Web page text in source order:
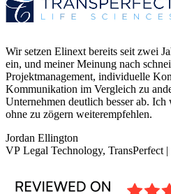
Wir setzen Elinext bereits seit zwei
ein, und meiner Meinung nach
Projektmanagement, individuelle
Kommunikation im Vergleich zu
Unternehmen deutlich besser ab. Ich
ohne zu zögern weiterempfehlen.
Jordan Ellington
VP Legal Technology, TransPerfect